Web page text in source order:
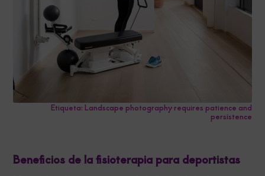
Etiqueta: Landscape photography requires patience and
persistence
Beneficios de la fisioterapia para deportistas